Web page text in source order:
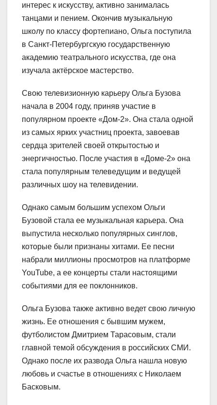
интерес к искусству, активно занималась
танцами и пением. Окончив музыкальную
школу по классу фортепиано, Ольга поступила
в Санкт-Петербургскую государственную
академию театрального искусства, где она
изучала актёрское мастерство.
Свою телевизионную карьеру Ольга Бузова
начала в 2004 году, приняв участие в
популярном проекте «Дом-2». Она стала одной
из самых ярких участниц проекта, завоевав
сердца зрителей своей открытостью и
энергичностью. После участия в «Доме-2» она
стала популярным телеведущим и ведущей
различных шоу на телевидении.
Однако самым большим успехом Ольги
Бузовой стала ее музыкальная карьера. Она
выпустила несколько популярных синглов,
которые были признаны хитами. Ее песни
набрали миллионы просмотров на платформе
YouTube, а ее концерты стали настоящими
событиями для ее поклонников.
Ольга Бузова также активно ведет свою личную
жизнь. Ее отношения с бывшим мужем,
футболистом Дмитрием Тарасовым, стали
главной темой обсуждения в российских СМИ.
Однако после их развода Ольга нашла новую
любовь и счастье в отношениях с Николаем
Басковым.